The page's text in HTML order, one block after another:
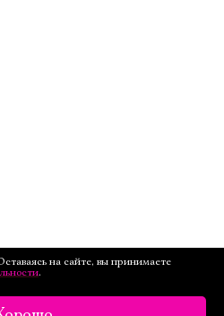
на сайте, вы принимаете
.